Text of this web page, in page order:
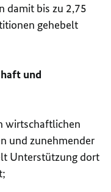
damit bis zu 2,75
gehebelt
und
wirtschaftlichen
und zunehmender
Unterstützung dort